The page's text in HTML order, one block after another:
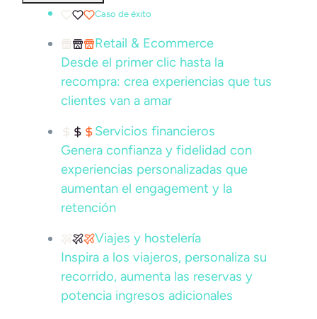
Caso de éxito
Retail & Ecommerce
Desde el primer clic hasta la
recompra: crea experiencias que tus
clientes van a amar
Servicios financieros
Genera confianza y fidelidad con
experiencias personalizadas que
aumentan el engagement y la
retención
Viajes y hostelería
Inspira a los viajeros, personaliza su
recorrido, aumenta las reservas y
potencia ingresos adicionales